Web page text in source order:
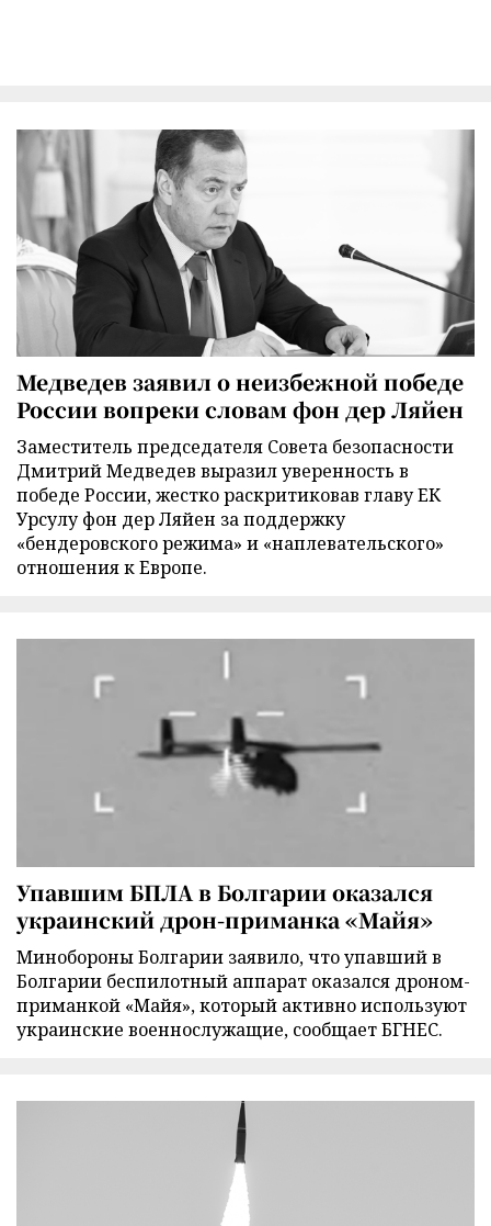
Медведев заявил о неизбежной победе
России вопреки словам фон дер Ляйен
Заместитель председателя Совета безопасности
Дмитрий Медведев выразил уверенность в
победе России, жестко раскритиковав главу ЕК
Урсулу фон дер Ляйен за поддержку
«бендеровского режима» и «наплевательского»
отношения к Европе.
Упавшим БПЛА в Болгарии оказался
украинский дрон-приманка «Майя»
Минобороны Болгарии заявило, что упавший в
Болгарии беспилотный аппарат оказался дроном-
приманкой «Майя», который активно используют
украинские военнослужащие, сообщает БГНЕС.